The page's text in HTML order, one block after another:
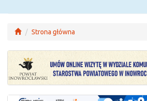
Strona główna